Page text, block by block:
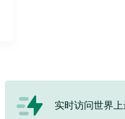
实时访问世界上